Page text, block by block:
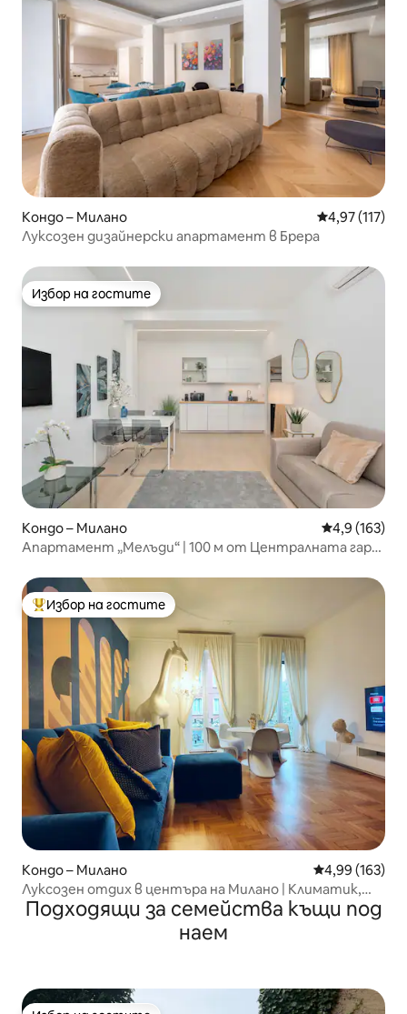
Кондо – Милано Средна
4,97 (117)
Луксозен дизайнерски апартамент в Брера
Избор на гостите
Избор на гостите
Кондо – Милано Средна
4,9 (163)
Апартамент „Мелъди“ | 100 м от Централната гара
Най-популярен избор на гостите
Избор на гостите
Кондо – Милано Средна
4,99 (163)
Луксозен отдих в центъра на Милано | Климатик,
Wi-Fi, метро
Подходящи за семейства къщи под
наем